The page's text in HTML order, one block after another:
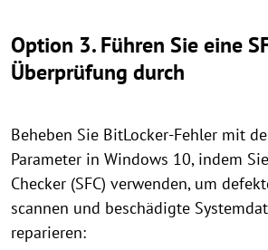
Option 3. Führen Sie eine
Überprüfung durch
Beheben Sie BitLocker-Fehler mit
Parameter in Windows 10, indem
Checker (SFC) verwenden, um
scannen und beschädigte
reparieren: